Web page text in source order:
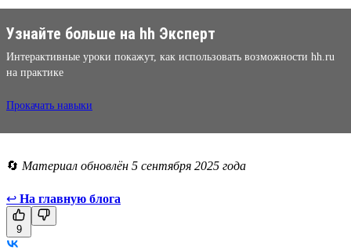
Узнайте больше на hh Эксперт
Интерактивные уроки покажут, как использовать возможности hh.ru
на практике
Прокачать навыки
🔄 Материал обновлён 5 сентября 2025 года
↩ На главную блога
9